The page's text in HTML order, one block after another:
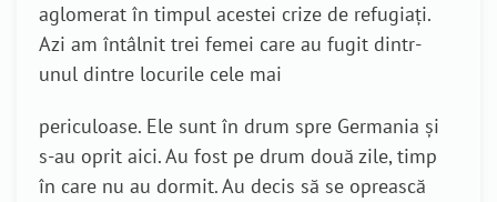
aglomerat în timpul acestei crize de refugiați.
Azi am întâlnit trei femei care au fugit dintr-
unul dintre locurile cele mai
periculoase. Ele sunt în drum spre Germania și
s-au oprit aici. Au fost pe drum două zile, timp
în care nu au dormit. Au decis să se oprească